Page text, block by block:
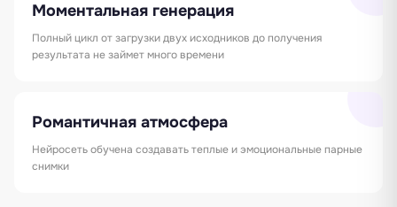
Моментальная генерация
Полный цикл от загрузки двух исходников до получения
результата не займет много времени
Романтичная атмосфера
Нейросеть обучена создавать теплые и эмоциональные парные
снимки